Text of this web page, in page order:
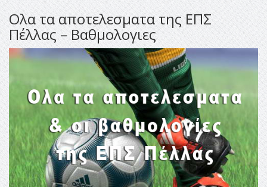
Ολα τα αποτελεσματα της ΕΠΣ
Πέλλας – Βαθμολογιες